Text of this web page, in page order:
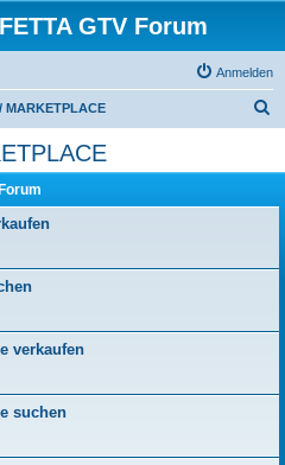
GTV Forum
Anmelden
MARKETPLACE
Forum
verkaufen
suchen